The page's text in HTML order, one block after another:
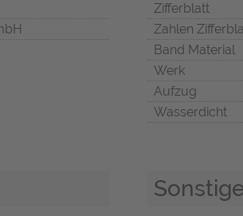
Zifferblatt
Zahlen
Band Material
Werk
Aufzug
Wasserdicht